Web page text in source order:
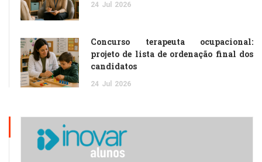
24 Jul 2026
Concurso terapeuta ocupacional:
projeto de lista de ordenação final dos
candidatos
24 Jul 2026